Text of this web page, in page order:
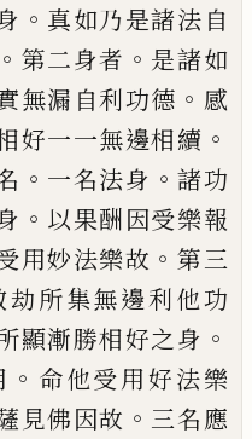
。 真如乃是諸法自
。 第二身者 。 是諸如
無漏自利功德 。 感
好一一無邊相續 。
。 一名法身 。諸功
。 以果酬因受樂報
用妙法樂故 。第三
劫所集無邊利他功
顯漸勝相好之身 。
。 命他受用好法樂
見佛因故 。 三名應